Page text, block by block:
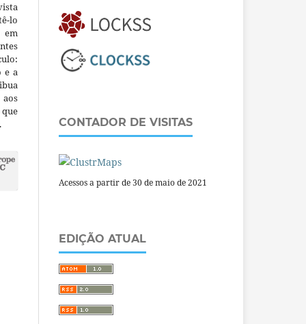
lo
em
e a
CONTADOR DE VISITAS
Acessos a partir de 30 de maio de 2021
EDIÇÃO ATUAL